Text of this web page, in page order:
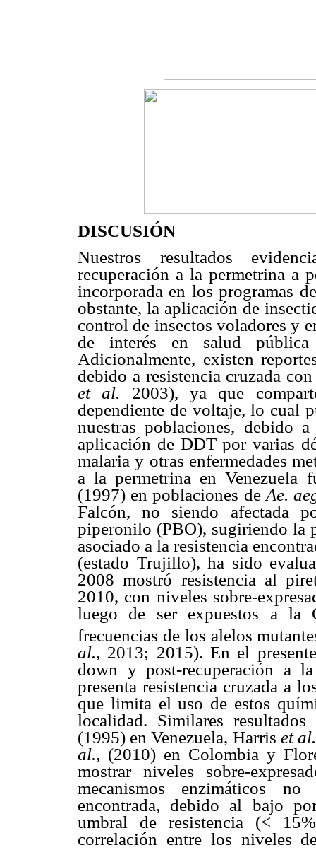
DISCUSIÓN
Nuestros resultados
recuperación a la permetrina a
incorporada en los programas
obstante, la aplicación de
control de insectos voladores y
de interés en salud
Adicionalmente, existen
debido a resistencia cruzada
et al. 2003), ya que
dependiente de voltaje, lo cual
nuestras poblaciones, debido
aplicación de DDT por varias
malaria y otras enfermedades
a la permetrina en Venezuela
(1997) en poblaciones de Ae.
Falcón, no siendo afectada
piperonilo (PBO), sugiriendo la
asociado a la resistencia
(estado Trujillo), ha sido
2008 mostró resistencia al
2010, con niveles sobre-
luego de ser expuestos a la
frecuencias de los alelos
al., 2013; 2015). En el
down y post-recuperación a
presenta resistencia cruzada a
que limita el uso de estos
localidad. Similares
(1995) en Venezuela, Harris et al.
al., (2010) en Colombia y
mostrar niveles sobre-
mecanismos enzimáticos
encontrada, debido al bajo
umbral de resistencia (<
correlación entre los niveles